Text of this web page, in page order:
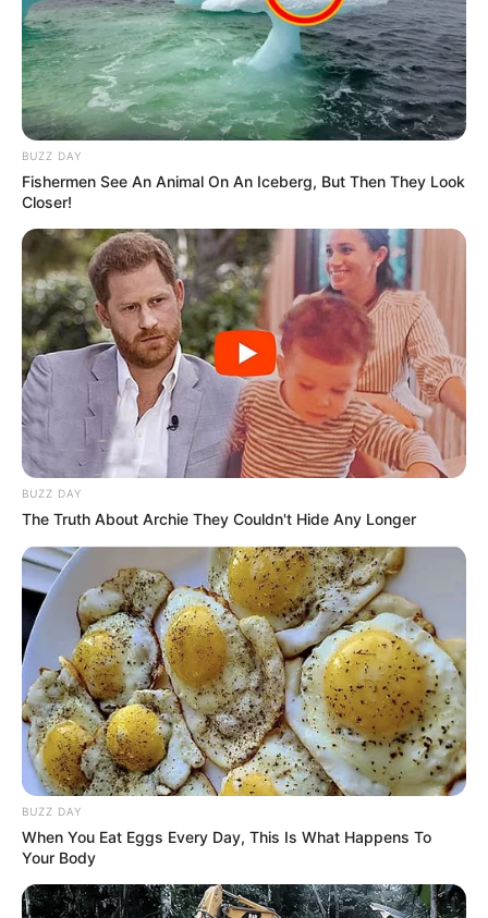
BUZZ DAY
Fishermen See An Animal On An Iceberg, But Then They Look
Closer!
BUZZ DAY
The Truth About Archie They Couldn't Hide Any Longer
BUZZ DAY
When You Eat Eggs Every Day, This Is What Happens To
Your Body